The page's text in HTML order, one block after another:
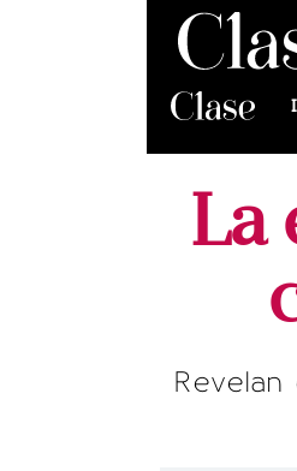
La